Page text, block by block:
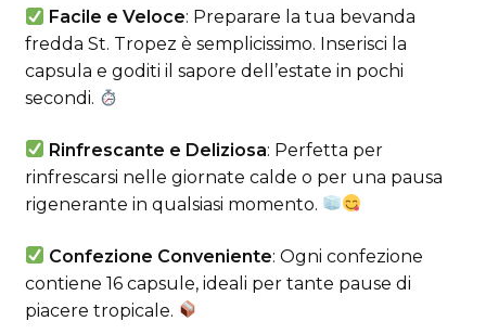
Facile e Veloce: Preparare la tua bevanda
fredda St. Tropez è semplicissimo. Inserisci la
capsula e goditi il sapore dell’estate in pochi
secondi.
Rinfrescante e Deliziosa: Perfetta per
rinfrescarsi nelle giornate calde o per una pausa
rigenerante in qualsiasi momento.
Confezione Conveniente: Ogni confezione
contiene 16 capsule, ideali per tante pause di
piacere tropicale.